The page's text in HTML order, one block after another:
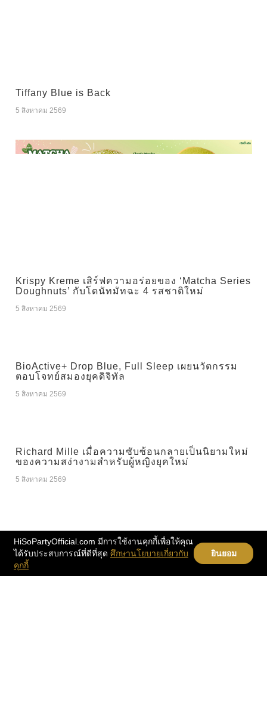
Tiffany Blue is Back
5 สิงหาคม 2569
Krispy Kreme เสิร์ฟความอร่อยของ ‘Matcha Series
Doughnuts’ กับโดนัทมัทฉะ 4 รสชาติใหม่
5 สิงหาคม 2569
BioActive+ Drop Blue, Full Sleep เผยนวัตกรรม
ตอบโจทย์สมองยุคดิจิทัล
5 สิงหาคม 2569
Richard Mille เมื่อความซับซ้อนกลายเป็นนิยามใหม่
ของความสง่างามสำหรับผู้หญิงยุคใหม่
5 สิงหาคม 2569
SM True ชวนสัมผัสโลกของ RIIZE ในงาน ‘RIIZE
POP-UP [ARCHIIVE²] in BANGKOK’ วันนี้ถึง 9
สิงหาคม
5 สิงหาคม 2569
HiSoPartyOfficial.com มีการใช้งานคุกกี้เพื่อให้คุณ
ได้รับประสบการณ์ที่ดีที่สุด ศึกษานโยบายเกี่ยวกับ
คุกกี้
ยินยอม